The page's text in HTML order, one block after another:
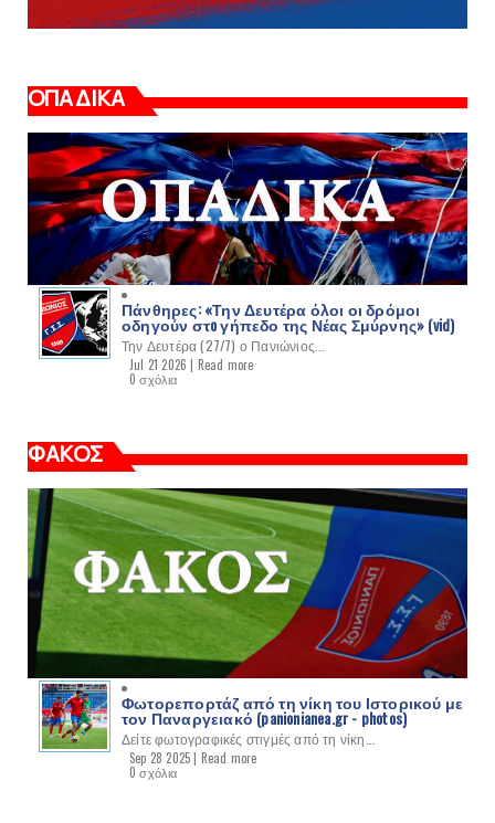
ΟΠΑΔΙΚΑ
Πάνθηρες: «Την Δευτέρα όλοι οι δρόμοι
οδηγούν στo γήπεδο της Νέας Σμύρνης» (vid)
Την Δευτέρα (27/7) ο Πανιώνιος...
Jul 21 2026 | Read more
0 σχόλια
ΦΑΚΟΣ
Φωτορεπορτάζ από τη νίκη του Ιστορικού με
τον Παναργειακό (panionianea.gr - photos)
Δείτε φωτογραφικές στιγμές από τη νίκη...
Sep 28 2025 | Read more
0 σχόλια